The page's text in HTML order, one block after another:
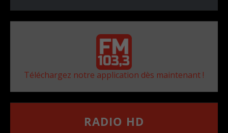
Téléchargez notre application dès maintenant !
RADIO HD